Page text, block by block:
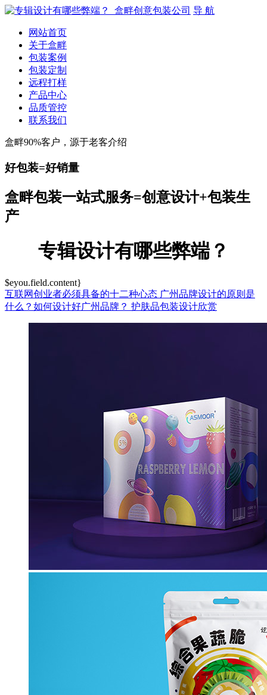
导 航
网站首页
关于盒畔
包装案例
包装定制
远程打样
产品中心
品质管控
联系我们
盒畔90%客户，源于老客介绍
好包装=好销量
盒畔包装一站式服务=创意设计+包装生
产
专辑设计有哪些弊端？
$eyou.field.content}
互联网创业者必须具备的十二种心态 广州品牌设计的原则是
什么？如何设计好广州品牌？ 护肤品包装设计欣赏